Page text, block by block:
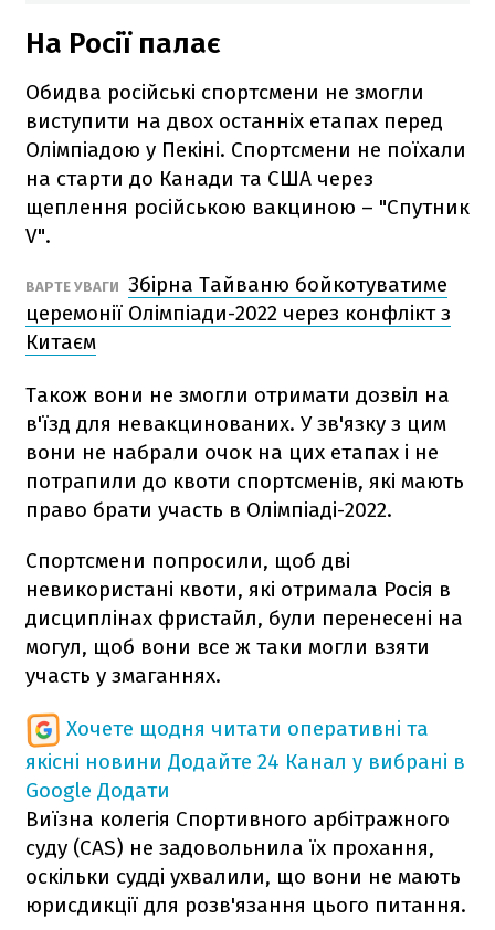
На Росії палає
Обидва російські спортсмени не змогли
виступити на двох останніх етапах перед
Олімпіадою у Пекіні. Спортсмени не поїхали
на старти до Канади та США через
щеплення російською вакциною – "Спутник
V".
ВАРТЕ УВАГИ Збірна Тайваню бойкотуватиме
церемонії Олімпіади-2022 через конфлікт з
Китаєм
Також вони не змогли отримати дозвіл на
в'їзд для невакцинованих. У зв'язку з цим
вони не набрали очок на цих етапах і не
потрапили до квоти спортсменів, які мають
право брати участь в Олімпіаді-2022.
Спортсмени попросили, щоб дві
невикористані квоти, які отримала Росія в
дисциплінах фристайл, були перенесені на
могул, щоб вони все ж таки могли взяти
участь у змаганнях.
Хочете щодня читати оперативні та
якісні новини Додайте 24 Канал у вибрані в
Google Додати
Виїзна колегія Спортивного арбітражного
суду (CAS) не задовольнила їх прохання,
оскільки судді ухвалили, що вони не мають
юрисдикції для розв'язання цього питання.